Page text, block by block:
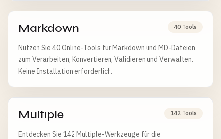
Markdown 40 Tools
Nutzen Sie 40 Online-Tools für Markdown und MD-Dateien
zum Verarbeiten, Konvertieren, Validieren und Verwalten.
Keine Installation erforderlich.
Multiple 142 Tools
Entdecken Sie 142 Multiple-Werkzeuge für die